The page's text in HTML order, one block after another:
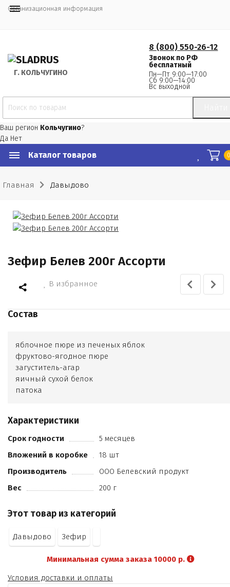
Организационная информация
Г. КОЛЬЧУГИНО
8 (800) 550-26-12
Звонок по РФ
бесплатный
Пн—Пт 9:00—17:00
Сб 9:00—14:00
Вс выходной
Ваш регион Кольчугино?
Да Нет
Каталог товаров
Главная Давыдово
Зефир Белев 200г Ассорти
В избранное
Состав
яблочное пюре из печеных яблок
фруктово-ягодное пюре
загуститель-агар
яичный сухой белок
патока
Характеристики
Срок годности
5 месяцев
Вложений в коробке
18 шт
Производитель
ООО Белевский продукт
Вес
200 г
Этот товар из категорий
Давыдово Зефир
Минимальная сумма заказа 10000 р.
Условия доставки и оплаты